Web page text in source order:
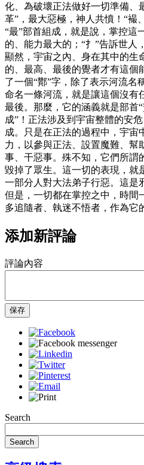
化、為破壞正法做好一切準備、
革”，最大惡極，神人共憤！“襊
“最”部首組成，就是說，掌控這
的、能力最大的；“扌”告訴世人
顯然，宇宙之內、身在其中的生
的、最高、最後的覺者才有這個
了一個“酇”字，除了表示河流名
命名一條河流，就是讓這個沒有
最後。那麼，它的涵義就是部首
成”！正法涉及到宇宙整體的安
成。只是在正法的過程中，宇宙
力，以參與正法、設置魔難、幫
事、干惡事。殊不知，它們所謂
毀掉了眾生。這一切的表現，就
一部分人對大法弟子行惡。這是
但是，一切都在掌控之中，時間
多追隨者、執迷不悟者，作為它
添加新評論
評論內容
保存
Search
Search